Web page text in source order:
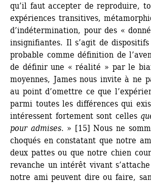
qu’il faut accepter de reproduire,
expériences transitives,
d’indétermination, pour des «
insignifiantes. Il s’agit de
probable comme définition de
de définir une « réalité » par le
moyennes, James nous invite à ne
au point d’omettre ce que
parmi toutes les différences qui
intéressent fortement sont celles
pour admises. » [15] Nous ne
choqués en constatant que notre
deux pattes ou que notre chien
revanche un intérêt vivant
notre ami peuvent dire ou faire,